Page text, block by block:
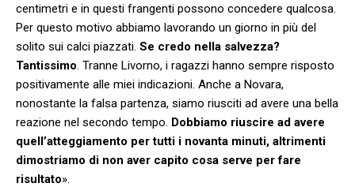
centimetri e in questi frangenti possono concedere qualcosa.
Per questo motivo abbiamo lavorando un giorno in più del
solito sui calci piazzati. Se credo nella salvezza?
Tantissimo. Tranne Livorno, i ragazzi hanno sempre risposto
positivamente alle miei indicazioni. Anche a Novara,
nonostante la falsa partenza, siamo riusciti ad avere una bella
reazione nel secondo tempo. Dobbiamo riuscire ad avere
quell’atteggiamento per tutti i novanta minuti, altrimenti
dimostriamo di non aver capito cosa serve per fare
risultato».